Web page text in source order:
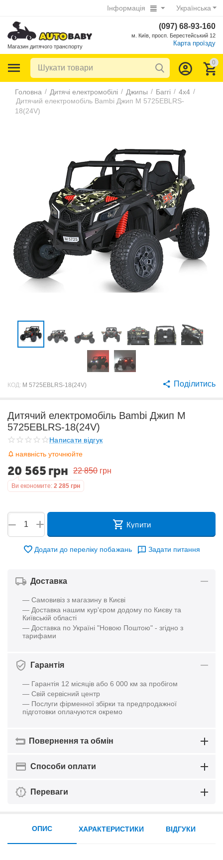
Українська
Інформація
Магазин дитячого транспорту
(097) 68-93-160
м. Київ, просп. Берестейський 12
Карта проїзду
0
Головна / Дитячі електромобілі / Джипы / Баггі / 4х4 /
Дитячий електромобіль Bambi Джип M 5725EBLRS-
18(24V)
КОД: M 5725EBLRS-18(24V) Поділитись
Дитячий електромобіль Bambi Джип M
5725EBLRS-18(24V)
Написати відгук
наявність уточнюйте
22 850 грн
20 565 грн
Ви економите: 2 285 грн
+
− Купити
Додати до переліку побажань Задати питання
Доставка
— Самовивіз з магазину в Києві
— Доставка нашим кур'єром додому по Києву та
Київській області
— Доставка по Україні "Новою Поштою" - згідно з
тарифами
Гарантія
— Гарантія 12 місяців або 6 000 км за пробігом
— Свій сервісний центр
— Послуги фірменної збірки та предпродажної
підготовки оплачуются окремо
Повернення та обмін
Способи оплати
Переваги
ОПИС ХАРАКТЕРИСТИКИ ВІДГУКИ